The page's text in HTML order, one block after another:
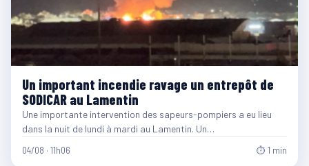
Un important incendie ravage un entrepôt de
SODICAR au Lamentin
Une importante intervention des sapeurs-pompiers a eu lieu
dans la nuit de lundi à mardi au Lamentin. Un…
04/08 · 11h06 ⏱ 1 min